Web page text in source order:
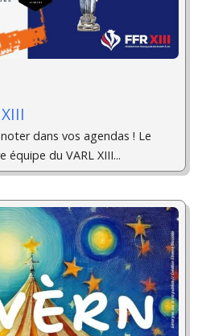
dans vos agendas ! Le
équipe du VARL XIII...